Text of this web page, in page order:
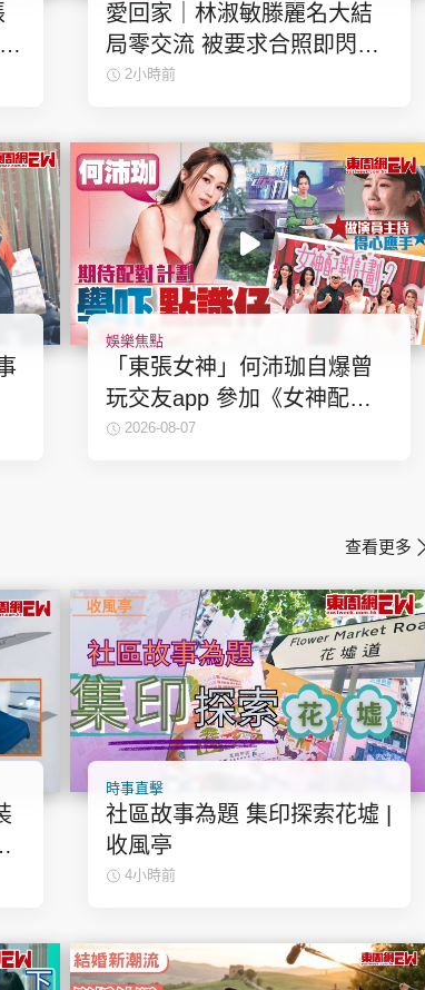
愛回家｜林淑敏滕麗名大結
局零交流 被要求合照即閃
「不和升級」？兩人咁回應
2小時前
娛樂焦點
「東張女神」何沛珈自爆曾
玩交友app 參加《女神配對
計劃2》學媾仔
2026-08-07
查看更多
時事直擊
社區故事為題 集印探索花墟 |
收風亭
4小時前